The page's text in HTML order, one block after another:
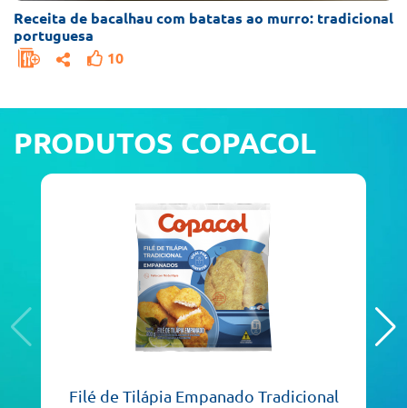
Receita de bacalhau com batatas ao murro: tradicional
portuguesa
10
PRODUTOS COPACOL
Filé de Tilápia Empanado Tradicional